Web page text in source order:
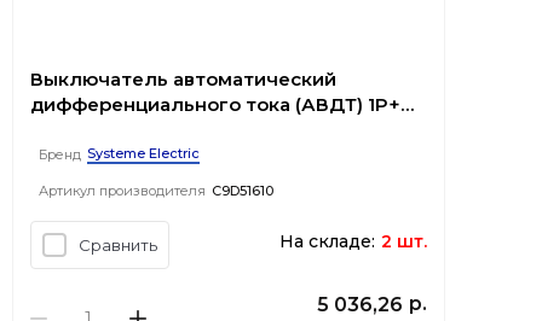
Выключатель автоматический
дифференциального тока (АВДТ) 1P+N
Бренд Systeme Electric
Артикул производителя C9D51610
Сравнить На складе: 2 шт.
5 036,26 р.